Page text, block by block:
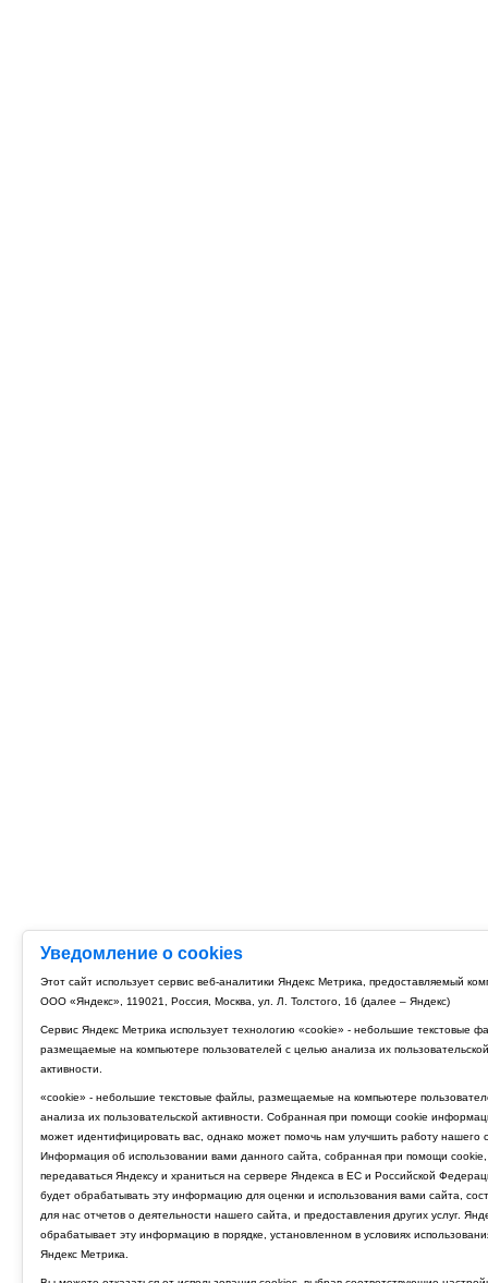
Уведомление о cookies
Этот сайт использует сервис веб-аналитики Яндекс Метрика, предоставляемый
ООО «Яндекс», 119021, Россия, Москва, ул. Л. Толстого, 16 (далее – Яндекс)
Сервис Яндекс Метрика использует технологию «cookie» - небольшие текстовые
размещаемые на компьютере пользователей с целью анализа их пользовательской
активности.
«cookie» - небольшие текстовые файлы, размещаемые на компьютере
анализа их пользовательской активности. Собранная при помощи cookie
может идентифицировать вас, однако может помочь нам улучшить работу нашего
Информация об использовании вами данного сайта, собранная при помощи cookie,
передаваться Яндексу и храниться на сервере Яндекса в ЕС и Российской
будет обрабатывать эту информацию для оценки и использования вами сайта,
для нас отчетов о деятельности нашего сайта, и предоставления других услуг.
обрабатывает эту информацию в порядке, установленном в условиях
Яндекс Метрика.